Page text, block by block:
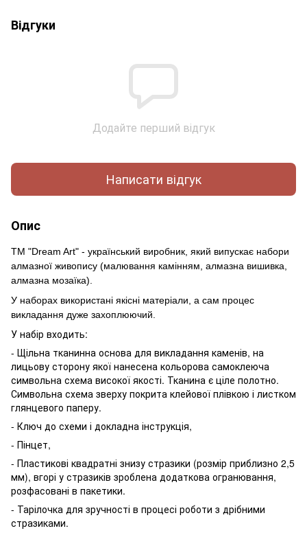
Відгуки
Додайте перший відгук
Написати відгук
Опис
ТМ "Dream Art" - український виробник, який випускає набори
алмазної живопису (малювання камінням, алмазна вишивка,
алмазна мозаїка).
У наборах використані якісні матеріали, а сам процес
викладання дуже захоплюючий.
У набір входить:
- Щільна тканинна основа для викладання каменів, на
лицьову сторону якої нанесена кольорова самоклеюча
символьна схема високої якості. Тканина є ціле полотно.
Символьна схема зверху покрита клейової плівкою і листком
глянцевого паперу.
- Ключ до схеми і докладна інструкція,
- Пінцет,
- Пластикові квадратні знизу стразики (розмір приблизно 2,5
мм), вгорі у стразиків зроблена додаткова огранювання,
розфасовані в пакетики.
- Тарілочка для зручності в процесі роботи з дрібними
стразиками.